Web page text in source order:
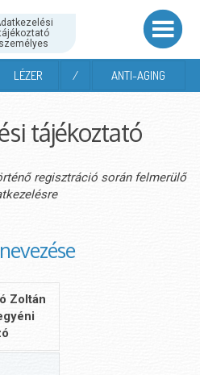
személyes
LÉZER / ANTI-AGING
tájékoztató
regisztráció során felmerülő
Zoltán